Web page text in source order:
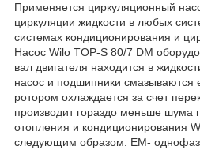
Применяется циркуляционный
циркуляции жидкости в любых
системах кондиционирования и
Насос Wilo TOP-S 80/7 DM
вал двигателя находится в
насос и подшипники
ротором охлаждается за счет
производит гораздо меньше шума
отопления и кондиционирования
следующим образом: EM-